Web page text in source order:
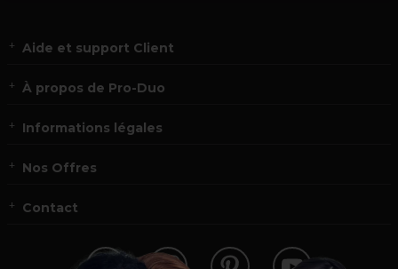
Aide et support Client
À propos de Pro-Duo
Informations légales
Nos Offres
Contact